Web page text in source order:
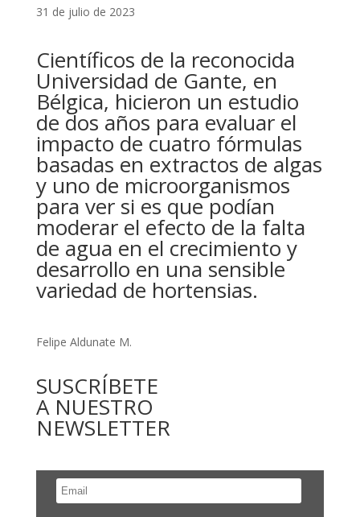
31 de julio de 2023
Científicos de la reconocida
Universidad de Gante, en
Bélgica, hicieron un estudio
de dos años para evaluar el
impacto de cuatro fórmulas
basadas en extractos de algas
y uno de microorganismos
para ver si es que podían
moderar el efecto de la falta
de agua en el crecimiento y
desarrollo en una sensible
variedad de hortensias.
Felipe Aldunate M.
SUSCRÍBETE
A NUESTRO
NEWSLETTER